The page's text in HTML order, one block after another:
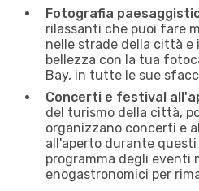
Fotografia
rilassanti che puoi fare
nelle strade della città e
bellezza con la tua
Bay, in tutte le sue
Concerti e festival
del turismo della città,
organizzano concerti e
all'aperto durante questi
programma degli eventi
enogastronomici per